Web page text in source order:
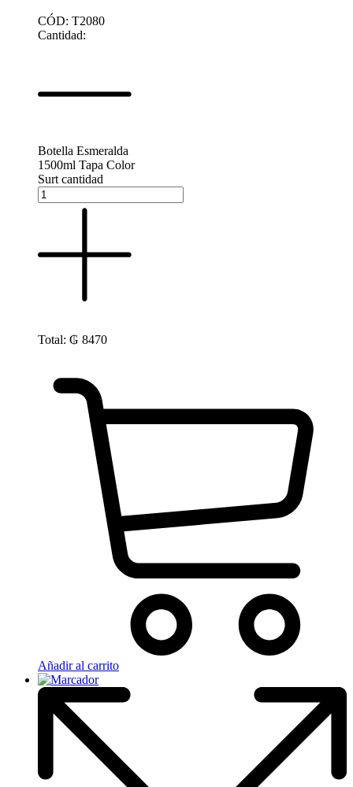
CÓD: T2080
Cantidad:
Botella Esmeralda
1500ml Tapa Color
Surt cantidad
Total: ₲ 8470
Añadir al carrito